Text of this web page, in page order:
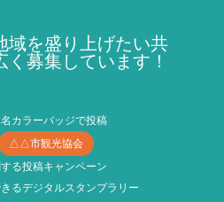
域を盛り上げたい共
募集しています！
カラーバッジで投稿
△△市観光協会
る投稿キャンペーン
るデジタルスタンプラリー